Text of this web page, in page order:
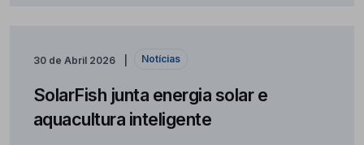
30 de Abril 2026 Notícias
SolarFish junta energia solar e
aquacultura inteligente